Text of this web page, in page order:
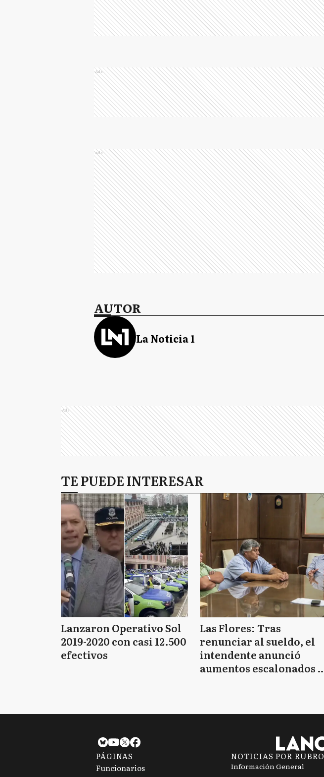
Ads
Ads
AUTOR
La Noticia 1
Ads
TE PUEDE INTERESAR
Lanzaron Operativo Sol
2019-2020 con casi 12.500
efectivos
Las Flores: Tras
renunciar al sueldo, el
intendente anunció
aumentos escalonados y
PÁGINAS
Funcionarios
NOTICIAS POR RUBRO
Información General